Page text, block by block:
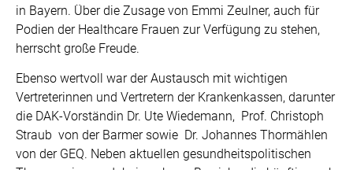
in Bayern. Über die Zusage von Emmi Zeulner, auch für
Podien der Healthcare Frauen zur Verfügung zu stehen,
herrscht große Freude.
Ebenso wertvoll war der Austausch mit wichtigen
Vertreterinnen und Vertretern der Krankenkassen, darunter
die DAK-Vorständin Dr. Ute Wiedemann, Prof. Christoph
Straub von der Barmer sowie Dr. Johannes Thormählen
von der GEQ. Neben aktuellen gesundheitspolitischen